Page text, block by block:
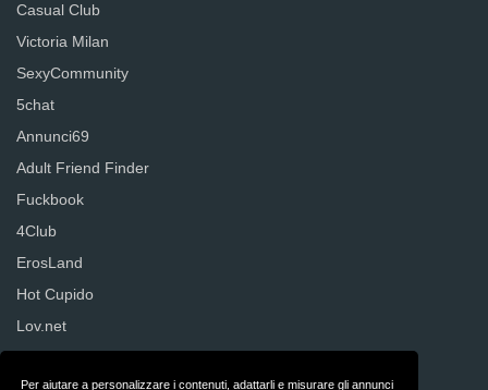
Per aiutare a personalizzare i contenuti, adattarli e misurare gli annunci
Casual Club
Victoria Milan
SexyCommunity
5chat
Annunci69
Adult Friend Finder
Fuckbook
4Club
ErosLand
Hot Cupido
Lov.net